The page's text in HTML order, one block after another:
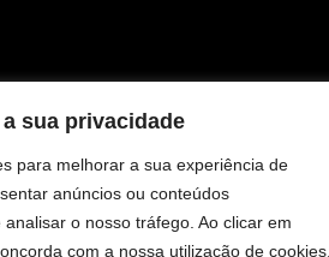
sua privacidade
para melhorar a sua experiência de
anúncios ou conteúdos
analisar o nosso tráfego. Ao clicar em
com a nossa utilização de